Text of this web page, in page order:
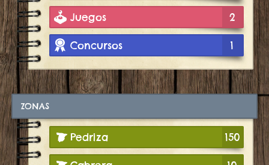
Juegos 2
Concursos 1
ZONAS
Pedriza 150